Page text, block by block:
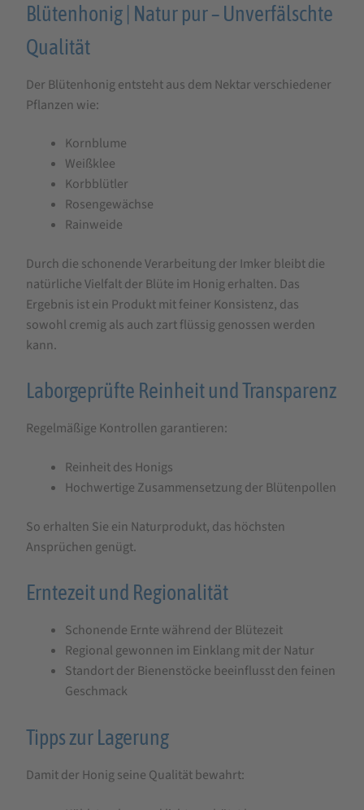
Blütenhonig | Natur pur – Unverfälschte
Qualität
Der Blütenhonig entsteht aus dem Nektar verschiedener
Pflanzen wie:
Kornblume
Weißklee
Korbblütler
Rosengewächse
Rainweide
Durch die schonende Verarbeitung der Imker bleibt die
natürliche Vielfalt der Blüte im Honig erhalten. Das
Ergebnis ist ein Produkt mit feiner Konsistenz, das
sowohl cremig als auch zart flüssig genossen werden
kann.
Laborgeprüfte Reinheit und Transparenz
Regelmäßige Kontrollen garantieren:
Reinheit des Honigs
Hochwertige Zusammensetzung der Blütenpollen
So erhalten Sie ein Naturprodukt, das höchsten
Ansprüchen genügt.
Erntezeit und Regionalität
Schonende Ernte während der Blütezeit
Regional gewonnen im Einklang mit der Natur
Standort der Bienenstöcke beeinflusst den feinen
Geschmack
Tipps zur Lagerung
Damit der Honig seine Qualität bewahrt: